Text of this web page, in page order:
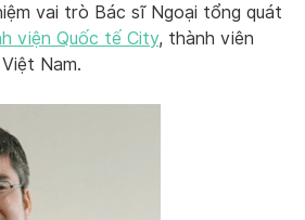
vai trò Bác sĩ Ngoại tổng quát
viện Quốc tế City, thành viên
Nam.